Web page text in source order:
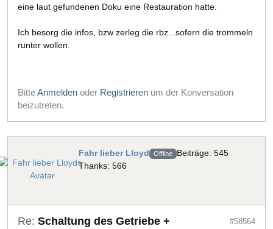
eine laut gefundenen Doku eine Restauration hatte.
Ich besorg die infos, bzw zerleg die rbz...sofern die trommeln
runter wollen.
BitteAnmelden oder Registrieren um der Konversation
beizutreten.
Fahr lieber Lloyd Offline Beiträge: 545
Thanks: 566
Re: Schaltung des Getriebe +
#58564